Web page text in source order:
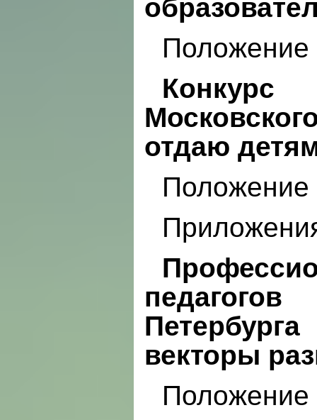
Положение
отдаю
Положение
векторы
Положение